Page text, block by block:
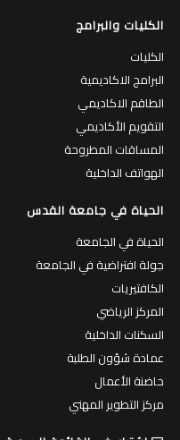
الكليات والبرامج
الكليات
البرامج الاكاديمية
الطاقم الاكاديمي
التقويم الأكاديمي
المساقات المطروحة
الهواتف الداخلية
الحياة في جامعة القدس
الحياة في الجامعة
جولة افتراضية في الجامعة
الكافتيريات
المركز الرياضي
السكنات الداخلية
عمادة شؤون الطلبة
حاضنة الأعمال
مركز التطوير المهني